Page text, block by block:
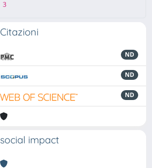
3
Citazioni
ND
ND
ND
social impact